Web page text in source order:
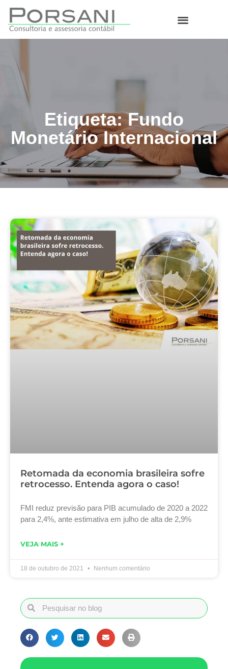
Etiqueta: Fundo
Monetário Internacional
Retomada da economia brasileira sofre
retrocesso. Entenda agora o caso!
FMI reduz previsão para PIB acumulado de 2020 a 2022
para 2,4%, ante estimativa em julho de alta de 2,9%
VEJA MAIS +
18 de outubro de 2021 Nenhum comentário